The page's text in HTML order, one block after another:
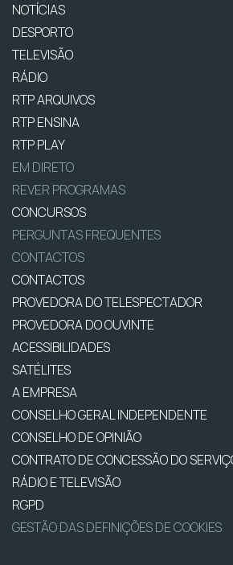
NOTÍCIAS
DESPORTO
TELEVISÃO
RÁDIO
RTP ARQUIVOS
RTP ENSINA
RTP PLAY
EM DIRETO
REVER PROGRAMAS
CONCURSOS
PERGUNTAS FREQUENTES
CONTACTOS
CONTACTOS
PROVEDORA DO TELESPECTADOR
PROVEDORA DO OUVINTE
ACESSIBILIDADES
SATÉLITES
A EMPRESA
CONSELHO GERAL INDEPENDENTE
CONSELHO DE OPINIÃO
CONTRATO DE CONCESSÃO DO
RÁDIO E TELEVISÃO
RGPD
GESTÃO DAS DEFINIÇÕES DE COOKIES